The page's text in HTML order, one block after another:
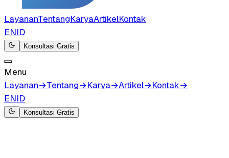
LayananTentangKaryaArtikelKontak
ENID
Konsultasi Gratis
Menu
Layanan→Tentang→Karya→Artikel→Kontak→
ENID
Konsultasi Gratis